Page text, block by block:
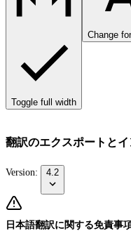
Toggle full width
Change
翻訳のエクスポートとイ
Version: 4.2
日本語翻訳に関する免責事